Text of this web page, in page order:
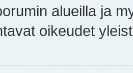
alueilla ja
oikeudet